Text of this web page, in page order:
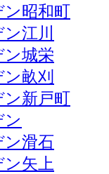
ン昭和町
江川
ン城栄
畝刈
ン新戸町
ン
ン滑石
ン矢上